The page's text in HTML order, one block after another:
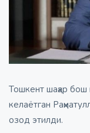
Тошкент шаҳар
келаётган
озод этилди.